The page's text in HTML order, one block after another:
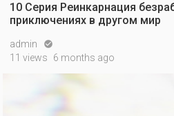
10 Серия Реинкарнация
приключениях в другом мир
admin 
11 views 6 months ago